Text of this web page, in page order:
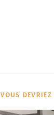
VOUS DEVRIEZ